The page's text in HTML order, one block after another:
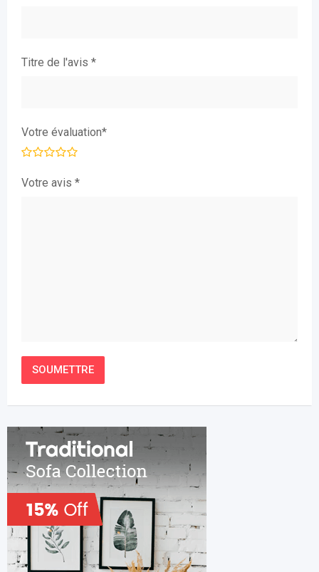
Titre de l'avis *
Votre évaluation*
Votre avis *